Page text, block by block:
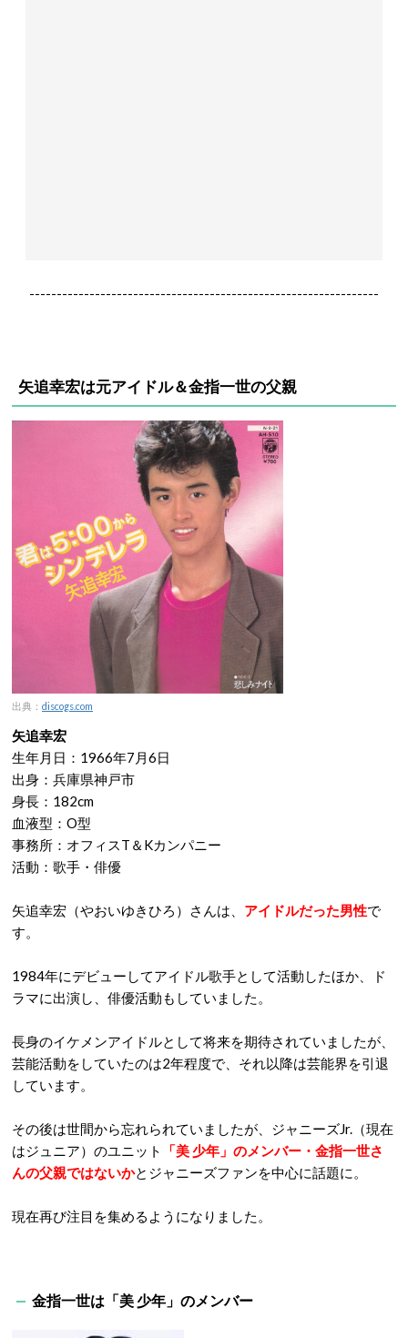
----------------------------------------------------------------
矢追幸宏は元アイドル＆金指一世の父親
出典： discogs.com
矢追幸宏
生年月日：1966年7月6日
出身：兵庫県神戸市
身長：182cm
血液型：O型
事務所：オフィスT＆Kカンパニー
活動：歌手・俳優
矢追幸宏（やおいゆきひろ）さんは、 アイドルだった男性で
す。
1984年にデビューしてアイドル歌手として活動したほか、ド
ラマに出演し、俳優活動もしていました。
長身のイケメンアイドルとして将来を期待されていましたが、
芸能活動をしていたのは2年程度で、それ以降は芸能界を引退
しています。
その後は世間から忘れられていましたが、ジャニーズJr.（現在
はジュニア）のユニット
「美 少年」のメンバー・金指一世さ
んの父親ではないかとジャニーズファンを中心に話題に。
現在再び注目を集めるようになりました。
金指一世は「美 少年」のメンバー